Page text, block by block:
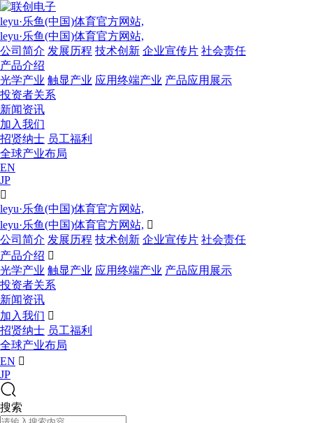
leyu·乐鱼(中国)体育官方网站,
leyu·乐鱼(中国)体育官方网站,
公司简介 发展历程 技术创新 企业宣传片 社会责任
产品介绍
光学产业 触显产业 应用终端产业 产品应用展示
投资者关系
新闻资讯
加入我们
招贤纳士 员工福利
全球产业布局
EN
JP

leyu·乐鱼(中国)体育官方网站,
leyu·乐鱼(中国)体育官方网站, 
公司简介 发展历程 技术创新 企业宣传片 社会责任
产品介绍 
光学产业 触显产业 应用终端产业 产品应用展示
投资者关系
新闻资讯
加入我们 
招贤纳士 员工福利
全球产业布局
EN 
JP
搜索